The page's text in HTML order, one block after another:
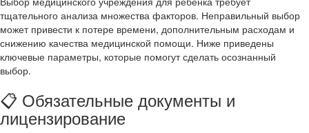
тщательного анализа множества факторов. Неправильный выбор
может привести к потере времени, дополнительным расходам и
снижению качества медицинской помощи. Ниже приведены
ключевые параметры, которые помогут сделать осознанный
выбор.
📋 Обязательные документы и
лицензирование